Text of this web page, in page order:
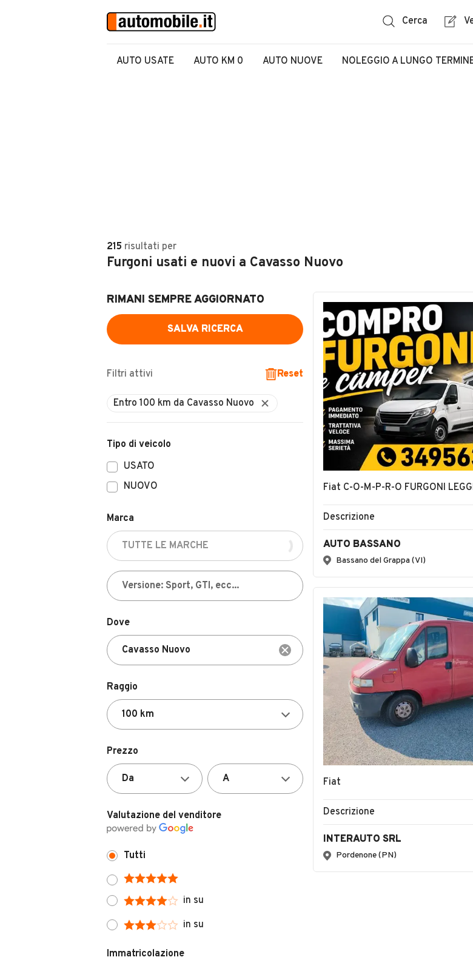
Cerca
AUTO USATE AUTO KM 0 AUTO NUOVE NOLEGGIO A LUNGO
215 risultati per
Furgoni usati e nuovi a Cavasso Nuovo
RIMANI SEMPRE AGGIORNATO
SALVA RICERCA
Filtri attivi Reset
Tipo di veicolo
USATO
NUOVO
Marca
Dove
Raggio
Prezzo
Valutazione del venditore
Tutti
in su
in su
Immatricolazione
Fiat C-O-M-P-R-O FURGONI
Descrizione
AUTO BASSANO
Bassano del Grappa (VI)
Fiat
Descrizione
INTERAUTO SRL
Pordenone (PN)